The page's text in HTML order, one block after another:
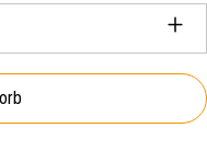
Wert ein oder